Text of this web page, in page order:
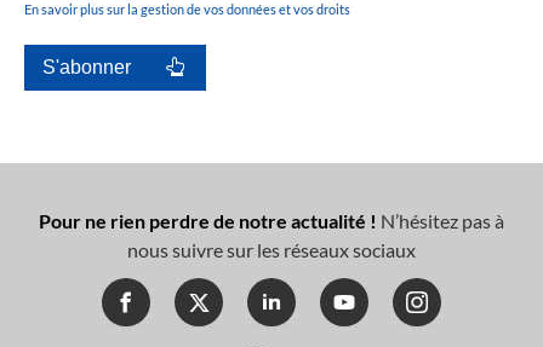
En savoir plus sur la gestion de vos données et vos droits
Pour ne rien perdre de notre actualité ! N’hésitez pas à
nous suivre sur les réseaux sociaux